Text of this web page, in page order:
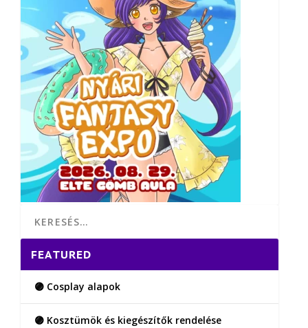
FEATURED
🟣 Cosplay alapok
🟣 Kosztümök és kiegészítők rendelése